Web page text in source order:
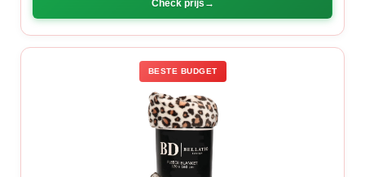
Check prijs
BESTE BUDGET